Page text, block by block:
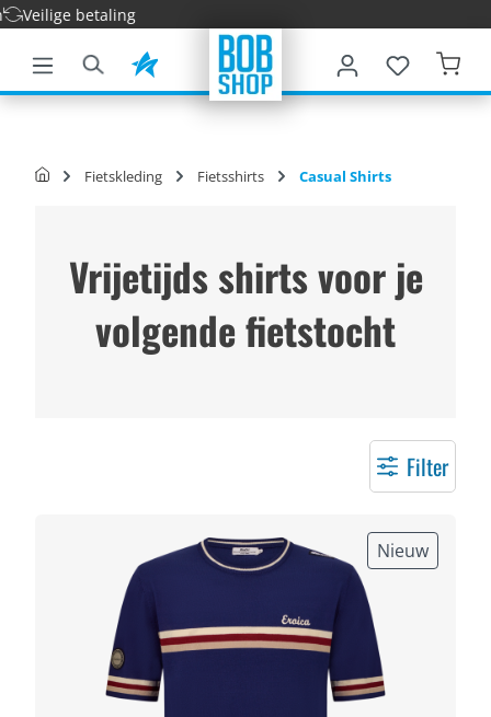
hoofdinhoud
Fietskleding Fietsshirts Casual Shirts
Vrijetijds shirts voor je
volgende fietstocht
Filter
Nieuw